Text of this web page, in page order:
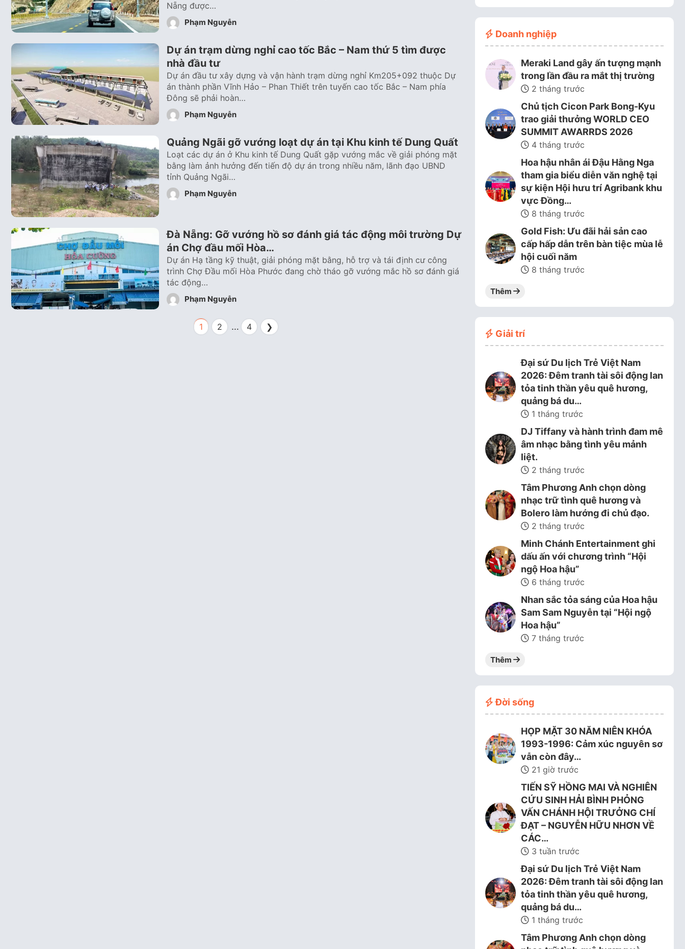
Nẵng được…
Phạm Nguyễn
Dự án trạm dừng nghỉ cao tốc Bắc – Nam thứ 5 tìm được
nhà đầu tư
Dự án đầu tư xây dựng và vận hành trạm dừng nghỉ Km205+092 thuộc Dự
án thành phần Vĩnh Hảo – Phan Thiết trên tuyến cao tốc Bắc – Nam phía
Đông sẽ phải hoàn…
Phạm Nguyễn
Quảng Ngãi gỡ vướng loạt dự án tại Khu kinh tế Dung Quất
Loạt các dự án ở Khu kinh tế Dung Quất gặp vướng mắc về giải phóng mặt
bằng làm ảnh hưởng đến tiến độ dự án trong nhiều năm, lãnh đạo UBND
tỉnh Quảng Ngãi…
Phạm Nguyễn
Đà Nẵng: Gỡ vướng hồ sơ đánh giá tác động môi trường Dự
án Chợ đầu mối Hòa…
Dự án Hạ tầng kỹ thuật, giải phóng mặt bằng, hỗ trợ và tái định cư công
trình Chợ Đầu mối Hòa Phước đang chờ tháo gỡ vướng mắc hồ sơ đánh giá
tác động…
Phạm Nguyễn
1 2 … 4 ❯
Doanh nghiệp
Meraki Land gây ấn tượng mạnh
trong lần đầu ra mắt thị trường
2 tháng trước
Chủ tịch Cicon Park Bong-Kyu
trao giải thưởng WORLD CEO
SUMMIT AWARRDS 2026
4 tháng trước
Hoa hậu nhân ái Đậu Hằng Nga
tham gia biểu diễn văn nghệ tại
sự kiện Hội hưu trí Agribank khu
vực Đồng…
8 tháng trước
Gold Fish: Ưu đãi hải sản cao
cấp hấp dẫn trên bàn tiệc mùa lễ
hội cuối năm
8 tháng trước
Thêm
Giải trí
Đại sứ Du lịch Trẻ Việt Nam
2026: Đêm tranh tài sôi động lan
tỏa tinh thần yêu quê hương,
quảng bá du…
1 tháng trước
DJ Tiffany và hành trình đam mê
âm nhạc bằng tình yêu mảnh
liệt.
2 tháng trước
Tâm Phương Anh chọn dòng
nhạc trữ tình quê hương và
Bolero làm hướng đi chủ đạo.
2 tháng trước
Minh Chánh Entertainment ghi
dấu ấn với chương trình “Hội
ngộ Hoa hậu”
6 tháng trước
Nhan sắc tỏa sáng của Hoa hậu
Sam Sam Nguyễn tại “Hội ngộ
Hoa hậu”
7 tháng trước
Thêm
Đời sống
HỌP MẶT 30 NĂM NIÊN KHÓA
1993-1996: Cảm xúc nguyên sơ
vẫn còn đây…
21 giờ trước
TIẾN SỸ HỒNG MAI VÀ NGHIÊN
CỨU SINH HẢI BÌNH PHỎNG
VẤN CHÁNH HỘI TRƯỞNG CHÍ
ĐẠT – NGUYỄN HỮU NHƠN VỀ
CÁC…
3 tuần trước
Đại sứ Du lịch Trẻ Việt Nam
2026: Đêm tranh tài sôi động lan
tỏa tinh thần yêu quê hương,
quảng bá du…
1 tháng trước
Tâm Phương Anh chọn dòng